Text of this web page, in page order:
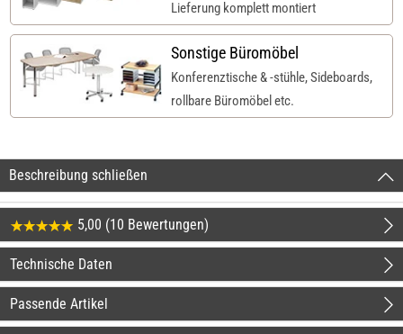
Lieferung komplett montiert
Sonstige Büromöbel
Konferenztische & -stühle, Sideboards,
rollbare Büromöbel etc.
Beschreibung schließen
5,00 (10 Bewertungen)
Technische Daten
Passende Artikel